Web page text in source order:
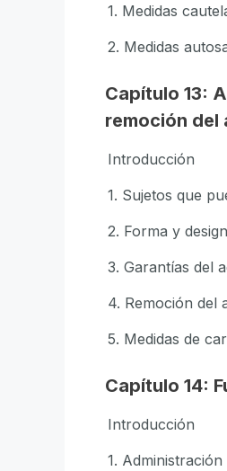
1. Medidas
2. Medidas
Capítulo 13:
remoción del
Introducción
1. Sujetos que
2. Forma y
3. Garantías del
4. Remoción del
5. Medidas de
Capítulo 14:
Introducción
1.